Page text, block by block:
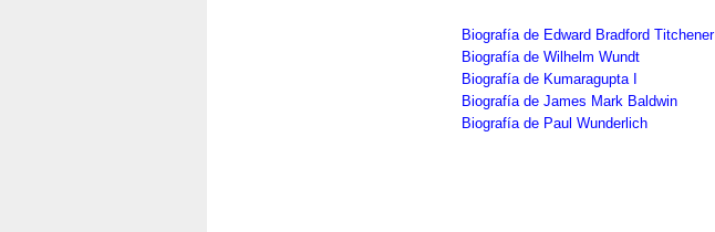
Biografía de Edward Bradford Titchener
Biografía de Wilhelm Wundt
Biografía de Kumaragupta I
Biografía de James Mark Baldwin
Biografía de Paul Wunderlich